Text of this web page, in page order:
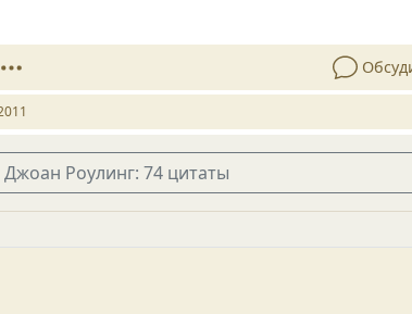
Джоан Роулинг: 74 цитаты